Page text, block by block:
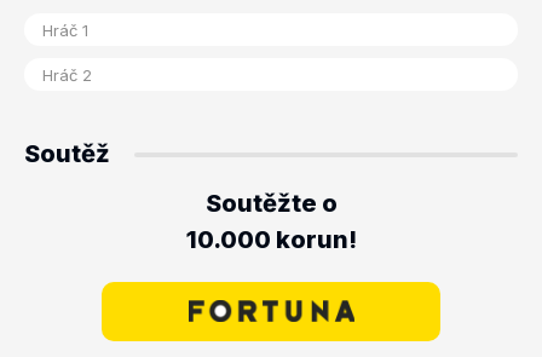
Soutěž
Soutěžte o
10.000 korun!